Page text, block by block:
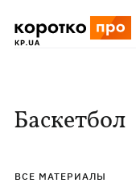
Баскетбол
ВСЕ МАТЕРИАЛЫ